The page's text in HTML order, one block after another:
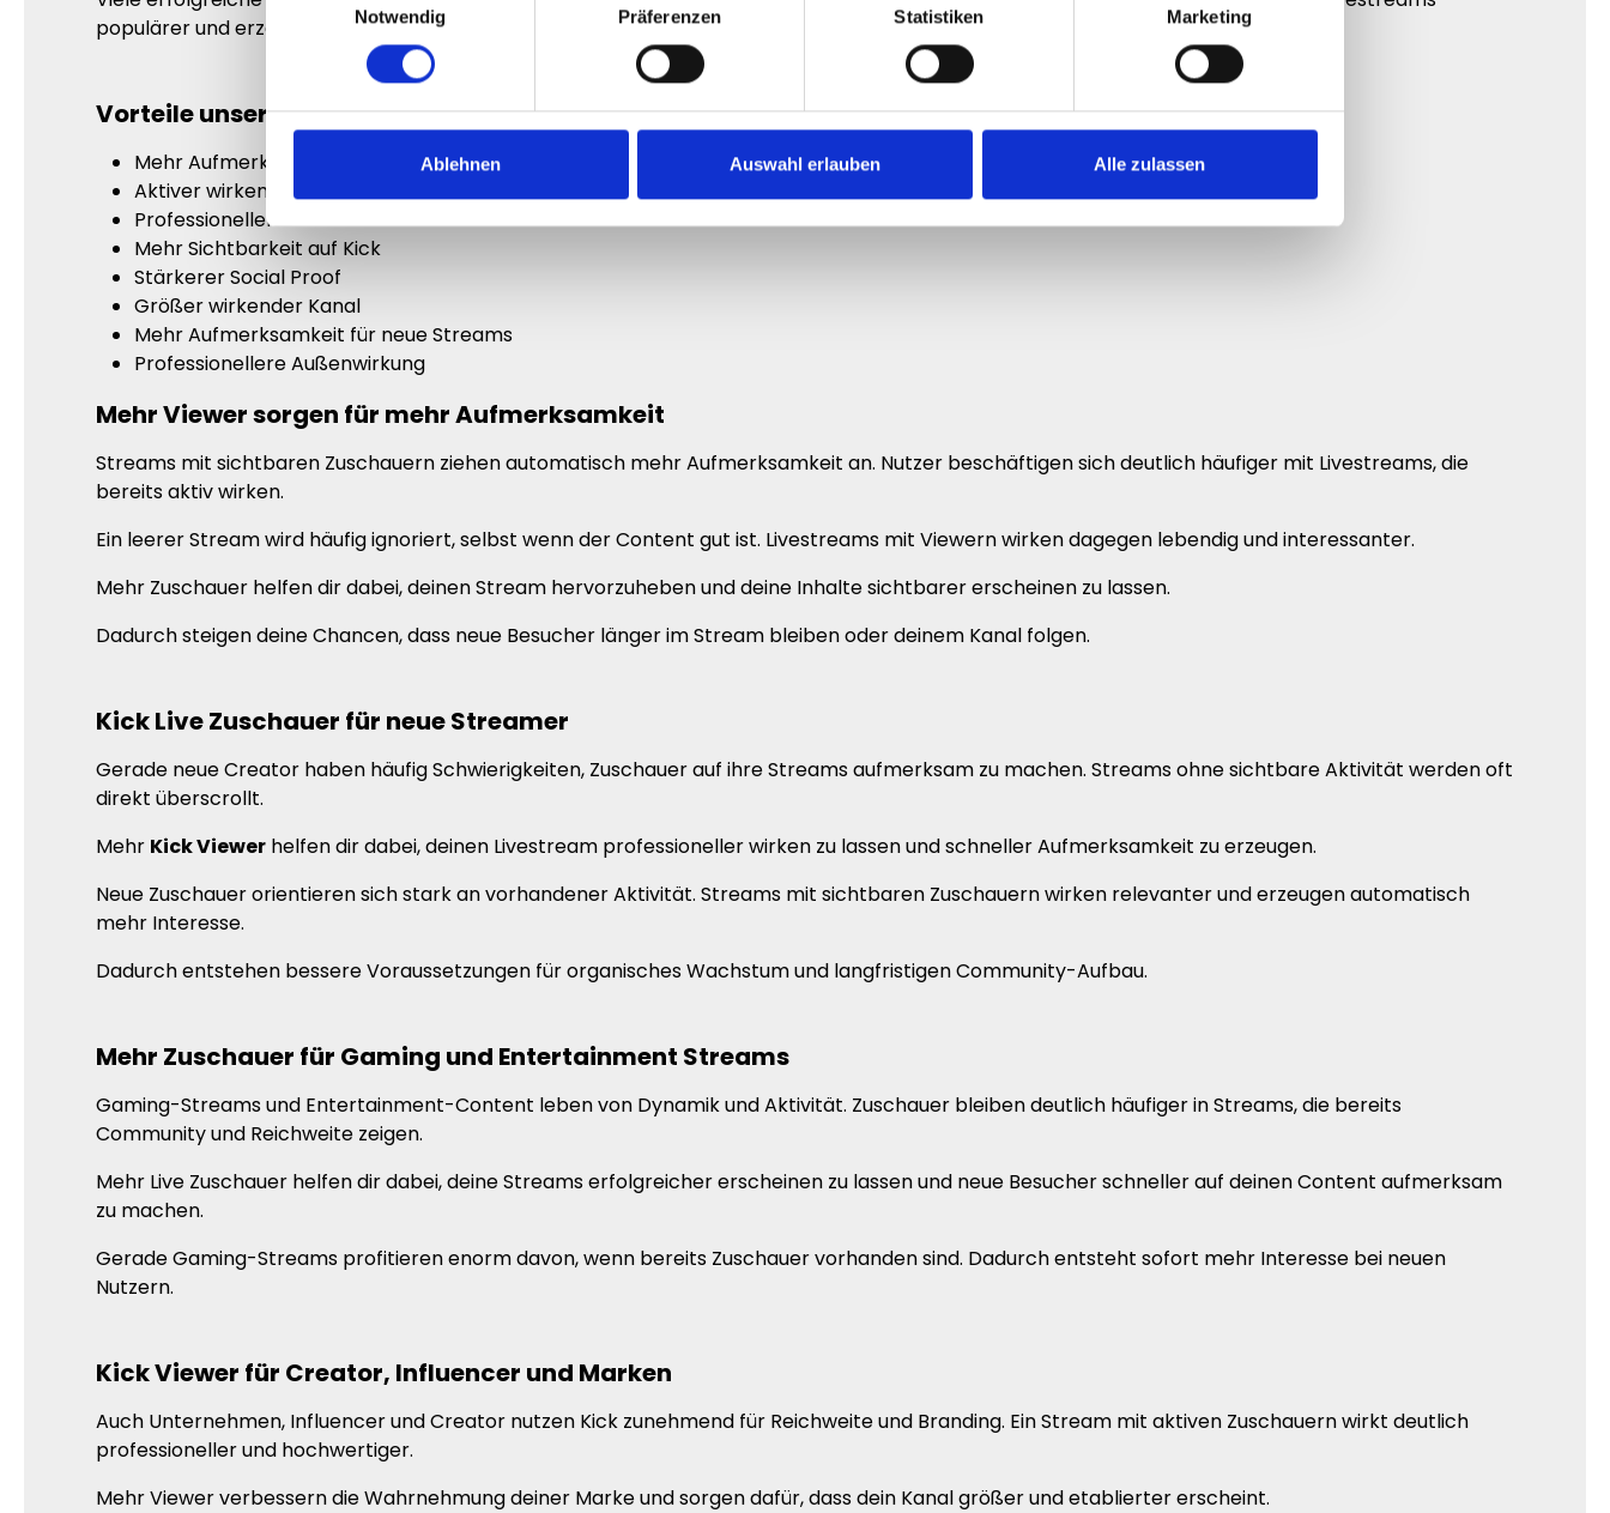
Notwendig
Präferenzen Statistiken Marketing
Ablehnen Auswahl erlauben Alle zulassen
populärer und erzeugen automatisch mehr Interesse.
Vorteile unserer Kick Live Zuschauer
Mehr Aufmerksamkeit für deinen Stream
Aktiver wirkender Livestream
Professionellerer erster Eindruck
Mehr Sichtbarkeit auf Kick
Stärkerer Social Proof
Größer wirkender Kanal
Mehr Aufmerksamkeit für neue Streams
Professionellere Außenwirkung
Mehr Viewer sorgen für mehr Aufmerksamkeit
Streams mit sichtbaren Zuschauern ziehen automatisch mehr Aufmerksamkeit an. Nutzer beschäftigen sich deutlich häufiger mit Livestreams, die
bereits aktiv wirken.
Ein leerer Stream wird häufig ignoriert, selbst wenn der Content gut ist. Livestreams mit Viewern wirken dagegen lebendig und interessanter.
Mehr Zuschauer helfen dir dabei, deinen Stream hervorzuheben und deine Inhalte sichtbarer erscheinen zu lassen.
Dadurch steigen deine Chancen, dass neue Besucher länger im Stream bleiben oder deinem Kanal folgen.
Kick Live Zuschauer für neue Streamer
Gerade neue Creator haben häufig Schwierigkeiten, Zuschauer auf ihre Streams aufmerksam zu machen. Streams ohne sichtbare Aktivität werden oft
direkt überscrollt.
Mehr Kick Viewer helfen dir dabei, deinen Livestream professioneller wirken zu lassen und schneller Aufmerksamkeit zu erzeugen.
Neue Zuschauer orientieren sich stark an vorhandener Aktivität. Streams mit sichtbaren Zuschauern wirken relevanter und erzeugen automatisch
mehr Interesse.
Dadurch entstehen bessere Voraussetzungen für organisches Wachstum und langfristigen Community-Aufbau.
Mehr Zuschauer für Gaming und Entertainment Streams
Gaming-Streams und Entertainment-Content leben von Dynamik und Aktivität. Zuschauer bleiben deutlich häufiger in Streams, die bereits
Community und Reichweite zeigen.
Mehr Live Zuschauer helfen dir dabei, deine Streams erfolgreicher erscheinen zu lassen und neue Besucher schneller auf deinen Content aufmerksam
zu machen.
Gerade Gaming-Streams profitieren enorm davon, wenn bereits Zuschauer vorhanden sind. Dadurch entsteht sofort mehr Interesse bei neuen
Nutzern.
Kick Viewer für Creator, Influencer und Marken
Auch Unternehmen, Influencer und Creator nutzen Kick zunehmend für Reichweite und Branding. Ein Stream mit aktiven Zuschauern wirkt deutlich
professioneller und hochwertiger.
Mehr Viewer verbessern die Wahrnehmung deiner Marke und sorgen dafür, dass dein Kanal größer und etablierter erscheint.